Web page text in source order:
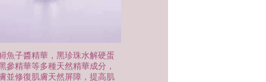
魚子醬精華，黑珍珠水解硬蛋
參精華等多種天然精華成分，
並修復肌膚天然屏障，提高肌